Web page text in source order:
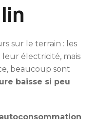
sur le terrain : les
électricité, mais
beaucoup sont
baisse si peu
autoconsommation